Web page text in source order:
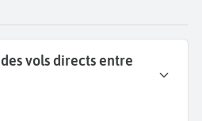
vols directs entre